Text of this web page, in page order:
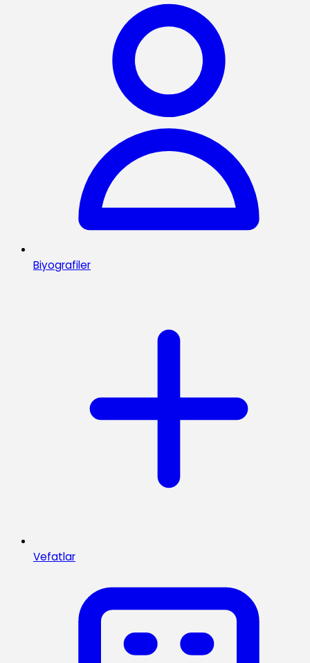
Biyografiler
Vefatlar